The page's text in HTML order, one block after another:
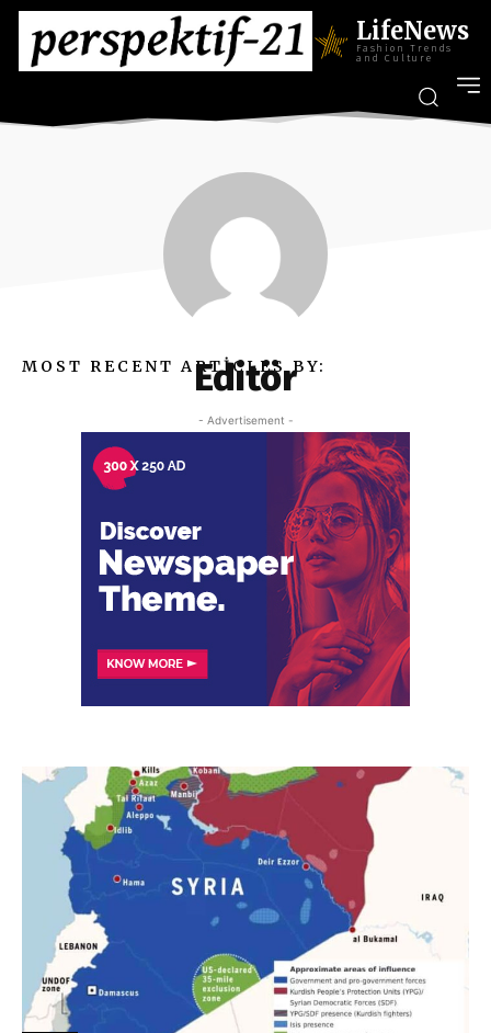
LifeNews
Fashion Trends
and Culture
MOST RECENT ARTICLES BY:
Editör
- Advertisement -